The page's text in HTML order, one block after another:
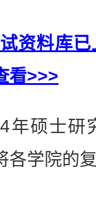
资料库
看>>>
年硕士研
各学院的